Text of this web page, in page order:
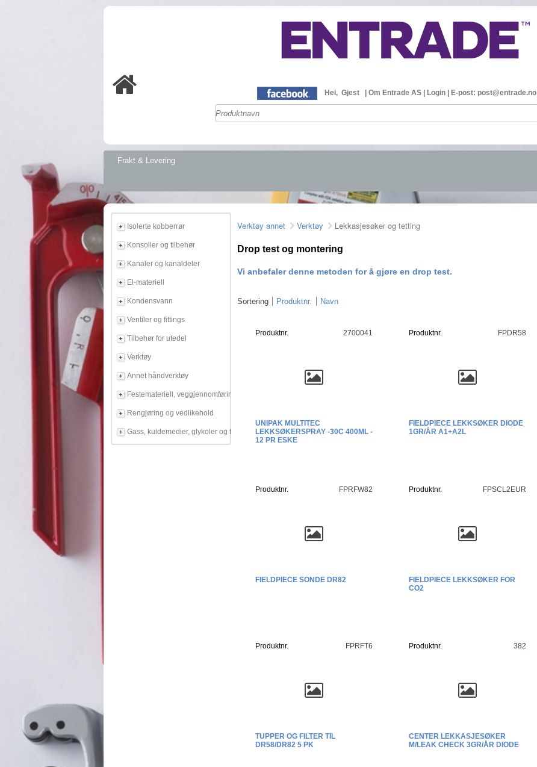
Hei, Gjest Om Entrade AS Login E-post: post@entrade.no
Frakt & Levering
Isolerte kobberrør
Konsoller og tilbehør
Kanaler og kanaldeler
El-materiell
Kondensvann
Ventiler og fittings
Tilbehør for utedel
Verktøy
Annet håndverktøy
Festemateriell, veggjennomføring
Rengjøring og vedlikehold
Gass, kuldemedier, glykoler og tilbehør
Verktøy annet Verktøy Lekkasjesøker og tetting
Drop test og montering
Vi anbefaler denne metoden for å gjøre en drop test.
Sortering Produktnr. Navn
Produktnr. 2700041
UNIPAK MULTITEC
LEKKSØKERSPRAY -30C 400ML -
12 PR ESKE
Produktnr. FPDR58
FIELDPIECE LEKKSØKER DIODE
1GR/ÅR A1+A2L
Produktnr. FPRFW82
FIELDPIECE SONDE DR82
Produktnr. FPSCL2EUR
FIELDPIECE LEKKSØKER FOR
CO2
Produktnr. FPRFT6
TUPPER OG FILTER TIL
DR58/DR82 5 PK
Produktnr. 382
CENTER LEKKASJESØKER
M/LEAK CHECK 3GR/ÅR DIODE